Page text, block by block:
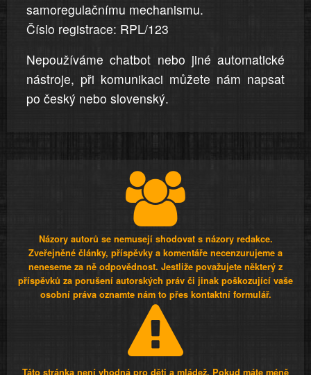
samoregulačnímu mechanismu.
Číslo registrace: RPL/123
Nepoužíváme chatbot nebo jiné automatické
nástroje, při komunikaci můžete nám napsat
po český nebo slovenský.
Názory autorů se nemusejí shodovat s názory redakce.
Zveřejněné články, příspěvky a komentáře necenzurujeme a
neneseme za ně odpovědnost. Jestliže považujete některý z
příspěvků za porušení autorských práv či jinak poškozující vaše
osobní práva oznamte nám to přes kontaktní formulář.
Táto stránka není vhodná pro děti a mládež. Pokud máte méně